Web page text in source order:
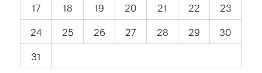
17
18 19 20 21 22
23
24
25 26 27 28 29
30
31